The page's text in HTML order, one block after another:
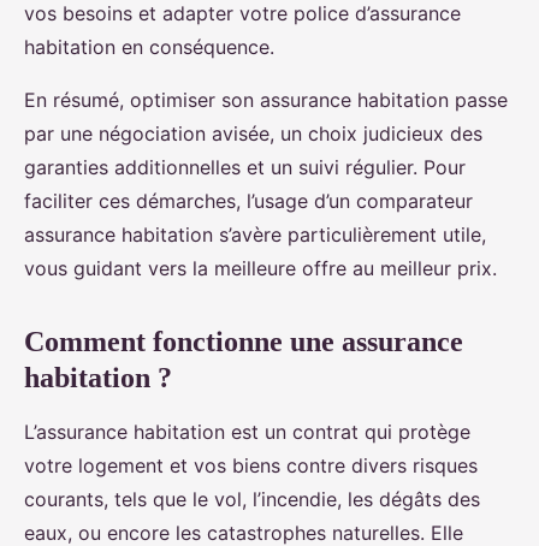
vos besoins et adapter votre police d’assurance
habitation en conséquence.
En résumé, optimiser son assurance habitation passe
par une négociation avisée, un choix judicieux des
garanties additionnelles et un suivi régulier. Pour
faciliter ces démarches, l’usage d’un comparateur
assurance habitation s’avère particulièrement utile,
vous guidant vers la meilleure offre au meilleur prix.
Comment fonctionne une assurance
habitation ?
L’assurance habitation est un contrat qui protège
votre logement et vos biens contre divers risques
courants, tels que le vol, l’incendie, les dégâts des
eaux, ou encore les catastrophes naturelles. Elle